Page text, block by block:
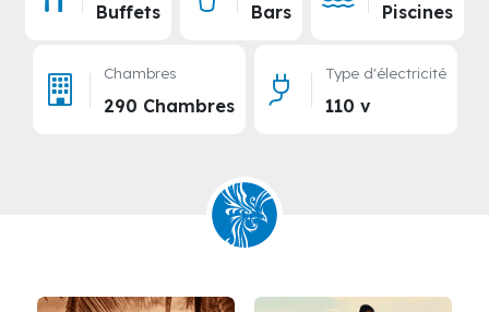
Buffets Bars Piscines
Chambres
290 Chambres
Type d'électricité
110 v